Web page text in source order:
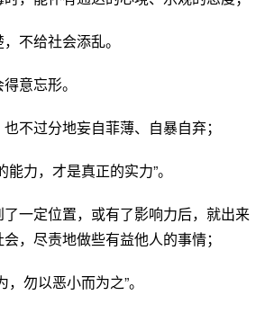
不给社会添乱。
意忘形。
不过分地妄自菲薄、自暴自弃；
能力，才是真正的实力”。
了一定位置，或有了影响力后，就出来
，尽责地做些有益他人的事情；
勿以恶小而为之”。